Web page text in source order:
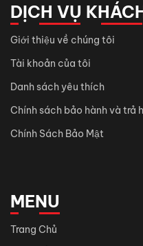
DỊCH VỤ
Giới thiệu về chúng tôi
Tài khoản của tôi
Danh sách yêu thích
Chính sách bảo hành và trả
Chính Sách Bảo Mật
MENU
Trang Chủ